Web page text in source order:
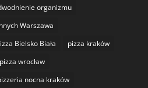
organizmu
Warszawa
Bielsko Biała
pizza kraków
pizza wrocław
nocna kraków